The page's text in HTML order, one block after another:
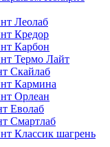
Леолаб
Кредор
Карбон
Термо Лайт
Скайлаб
Кармина
Орлеан
Еволаб
Смартлаб
Классик шагрень